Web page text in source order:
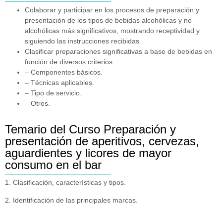
Colaborar y participar en los procesos de preparación y
presentación de los tipos de bebidas alcohólicas y no
alcohólicas más significativos, mostrando receptividad y
siguiendo las instrucciones recibidas
Clasificar preparaciones significativas a base de bebidas en
función de diversos criterios:
– Componentes básicos.
– Técnicas aplicables.
– Tipo de servicio.
– Otros.
Temario del Curso Preparación y
presentación de aperitivos, cervezas,
aguardientes y licores de mayor
consumo en el bar
1. Clasificación, características y tipos.
2. Identificación de las principales marcas.